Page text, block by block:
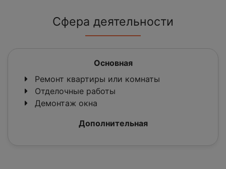
Сфера деятельности
Основная
Ремонт квартиры или комнаты
Отделочные работы
Демонтаж окна
Дополнительная